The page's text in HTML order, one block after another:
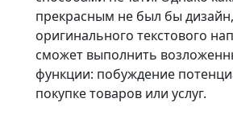
прекрасным не был бы
оригинального текстового
сможет выполнить
функции: побуждение
покупке товаров или услуг.